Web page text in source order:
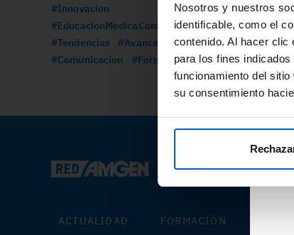
Nosotros y nuestros
identificable, como el
contenido. Al hacer clic
para los fines
funcionamiento del
su consentimiento
#Innovacion
#EducacionMedicaContinuada
#Tendencias
#AvancesMedicos
#Comunicacion
#Formacion
ACTUALIDAD FORMACIÓN